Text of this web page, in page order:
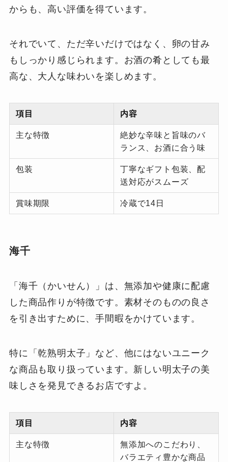
からも、高い評価を得ています。
それでいて、ただ辛いだけではなく、卵の甘み
もしっかり感じられます。お酒の肴としても最
高な、大人な味わいを楽しめます。
項目 内容
主な特徴
絶妙な辛味と旨味のバ
ランス、お酒に合う味
包装
丁寧なギフト包装、配
送対応がスムーズ
賞味期限 冷蔵で14日
海千
「海千（かいせん）」は、無添加や健康に配慮
した商品作りが特徴です。素材そのものの良さ
を引き出すために、手間暇をかけています。
特に「乾熟明太子」など、他にはないユニーク
な商品も取り扱っています。新しい明太子の美
味しさを発見できるお店ですよ。
項目 内容
主な特徴
無添加へのこだわり、
バラエティ豊かな商品